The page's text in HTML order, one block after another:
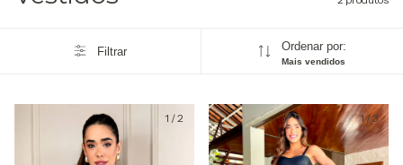
Filtrar Ordenar por:
Mais vendidos
1 /2 1/3